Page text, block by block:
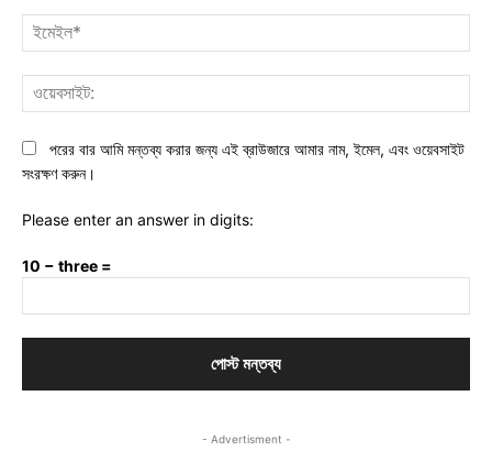
পরের বার আমি মন্তব্য করার জন্য এই ব্রাউজারে আমার নাম, ইমেল, এবং ওয়েবসাইট
সংরক্ষণ করুন।
Please enter an answer in digits:
10 − three =
- Advertisment -